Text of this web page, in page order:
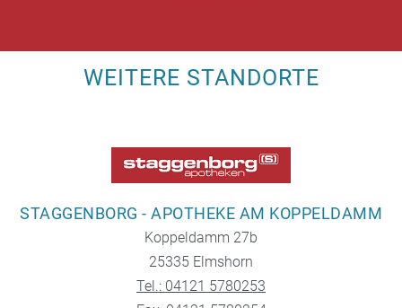
WEITERE STANDORTE
STAGGENBORG - APOTHEKE AM KOPPELDAMM
Koppeldamm 27b
25335 Elmshorn
Tel.: 04121 5780253